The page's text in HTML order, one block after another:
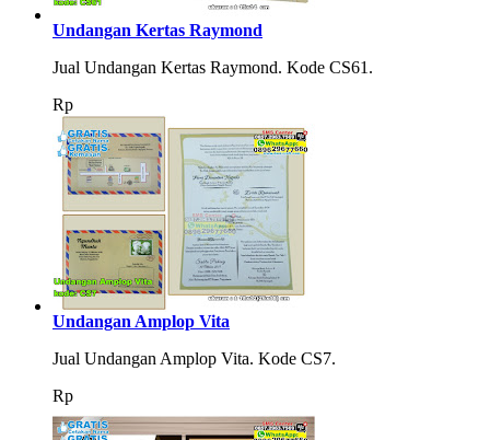
Undangan Kertas Raymond
Jual Undangan Kertas Raymond. Kode CS61.
Rp
Undangan Amplop Vita
Jual Undangan Amplop Vita. Kode CS7.
Rp